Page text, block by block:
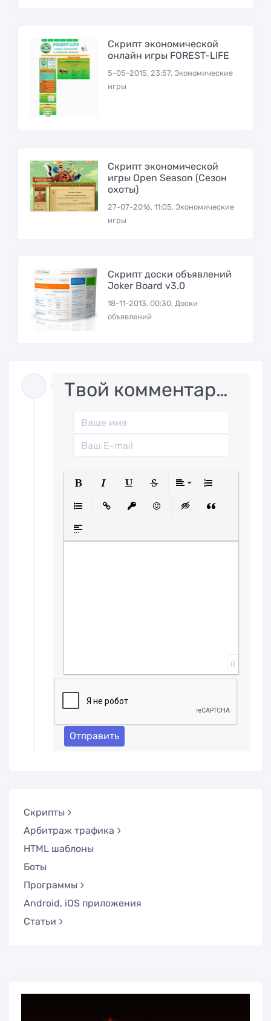
Скрипт экономической
онлайн игры FOREST-LIFE
5-05-2015, 23:57, Экономические
игры
Скрипт экономической
игры Open Season (Сезон
охоты)
27-07-2016, 11:05, Экономические
игры
Скрипт доски объявлений
Joker Board v3.0
18-11-2013, 00:30, Доски
объявлений
Твой комментарий..
Вставка спойлера
0
Отправить
Скрипты
Арбитраж трафика
HTML шаблоны
Боты
Программы
Android, iOS приложения
Статьи